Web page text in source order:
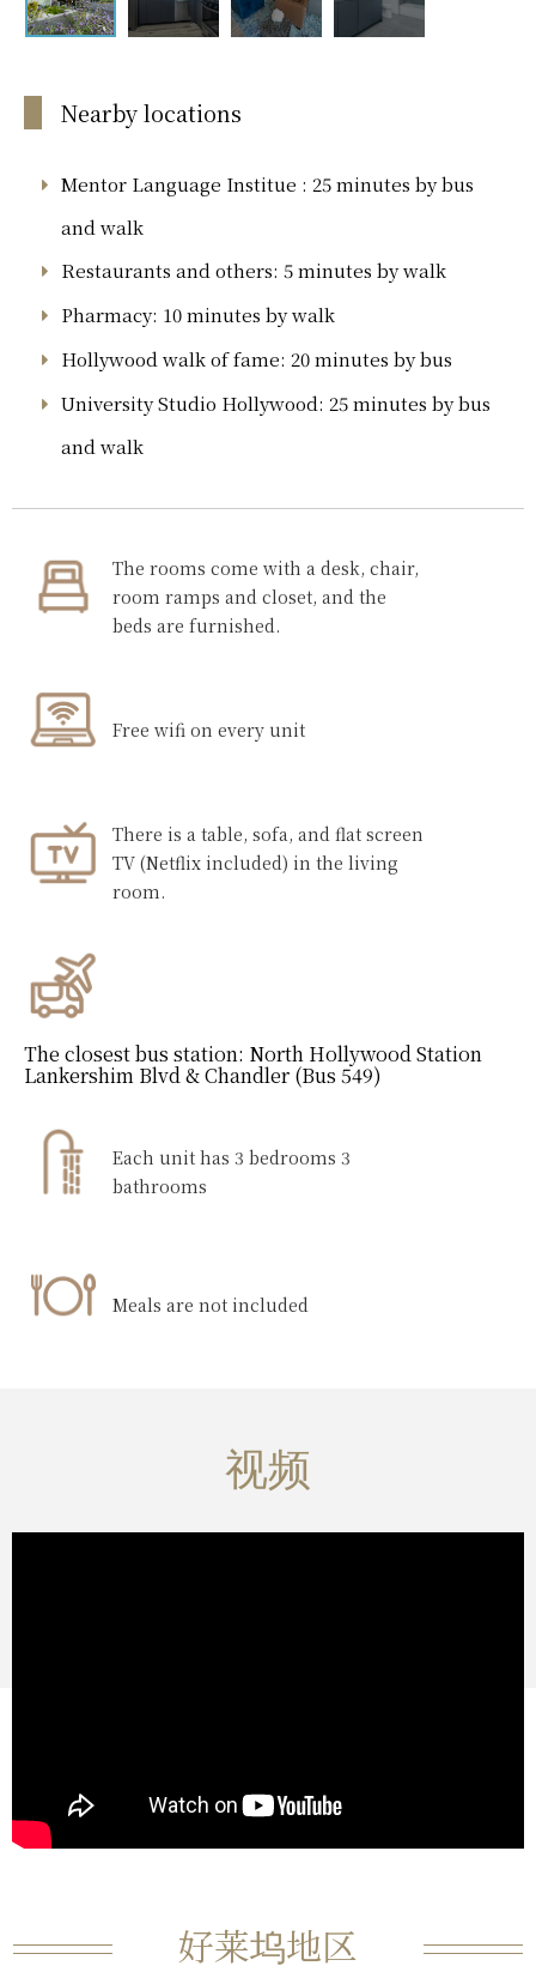
Nearby locations
Mentor Language Institue : 25 minutes by bus
and walk
Restaurants and others: 5 minutes by walk
Pharmacy: 10 minutes by walk
Hollywood walk of fame: 20 minutes by bus
University Studio Hollywood: 25 minutes by bus
and walk
The rooms come with a desk, chair,
room ramps and closet, and the
beds are furnished.
Free wifi on every unit
There is a table, sofa, and flat screen
TV (Netflix included) in the living
room.
The closest bus station: North Hollywood Station
Lankershim Blvd & Chandler (Bus 549)
Each unit has 3 bedrooms 3
bathrooms
Meals are not included
视频
好莱坞地区